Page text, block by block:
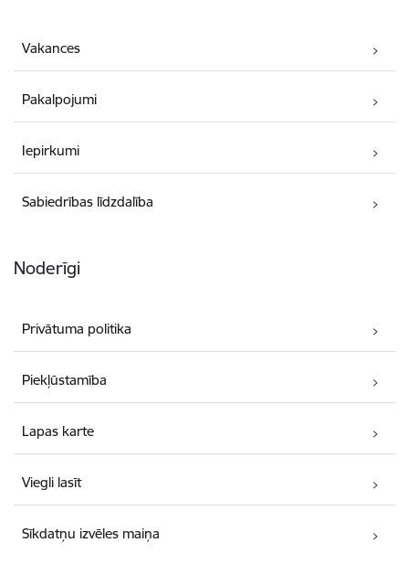
Vakances
Pakalpojumi
Iepirkumi
Sabiedrības līdzdalība
Noderīgi
Privātuma politika
Piekļūstamība
Lapas karte
Viegli lasīt
Sīkdatņu izvēles maiņa